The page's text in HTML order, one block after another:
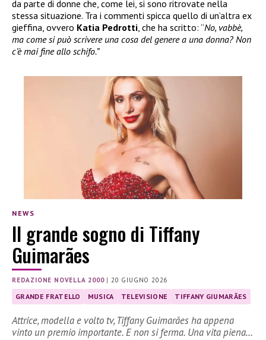
da parte di donne che, come lei, si sono ritrovate nella
stessa situazione. Tra i commenti spicca quello di un’altra ex
gieffina, ovvero Katia Pedrotti, che ha scritto: “No, vabbè,
ma come si può scrivere una cosa del genere a una donna? Non
c’è mai fine allo schifo.”
NEWS
Il grande sogno di Tiffany
Guimarães
REDAZIONE NOVELLA 2000|20 GIUGNO 2026
GRANDE FRATELLO MUSICA TELEVISIONE TIFFANY GIUMARÃES
Attrice, modella e volto tv, Tiffany Guimarães ha appena
vinto un premio importante. E non si ferma. Una vita piena…